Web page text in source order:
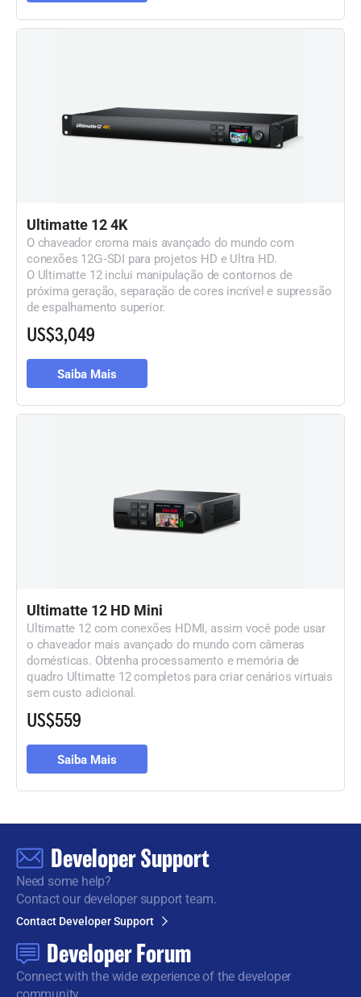
Ultimatte 12 4K
O chaveador croma mais avançado do mundo com
conexões 12G‑SDI para projetos HD e Ultra HD.
O Ultimatte 12 inclui manipulação de contornos de
próxima geração, separação de cores incrível e supressão
de espalhamento superior.
US$3,049
Saiba Mais
Ultimatte 12 HD Mini
Ultimatte 12 com conexões HDMI, assim você pode usar
o chaveador mais avançado do mundo com câmeras
domésticas. Obtenha processamento e memória de
quadro Ultimatte 12 completos para criar cenários virtuais
sem custo adicional.
US$559
Saiba Mais
Developer Support
Need some help?
Contact our developer support team.
Contact Developer Support
Developer Forum
Connect with the wideexperience of the developer
community.